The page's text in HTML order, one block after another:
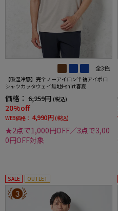
全3色
【吸湿冷感】完全ノーアイロン半袖アイポロ
シャツカッタウェイ無地i-shirt春夏
価格： 6,259円 (税込)
20%off
WEB価格： 4,990円 (税込)
★2点で1,000円OFF／3点で3,00
0円OFF対象
SALE OUTLET
3